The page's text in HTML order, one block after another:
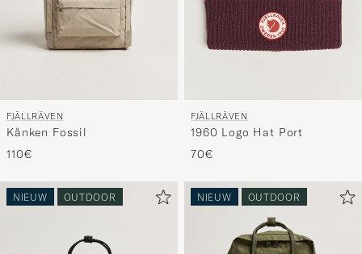
FJÄLLRÄVEN
Kånken Fossil
110€
FJÄLLRÄVEN
1960 Logo Hat Port
70€
NIEUW OUTDOOR NIEUW OUTDOOR